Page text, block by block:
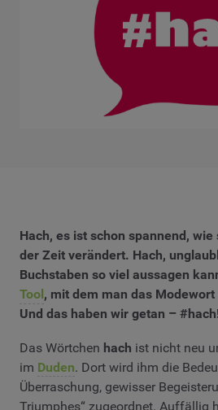
Hach, es ist schon spannend,
der Zeit verändert. Hach,
Buchstaben so viel aussagen
Tool, mit dem man das
Und das haben wir getan –
Das Wörtchen hach ist nicht neu
im Duden. Dort wird ihm die
Überraschung, gewisser
Triumphes“ zugeordnet. Auffällig